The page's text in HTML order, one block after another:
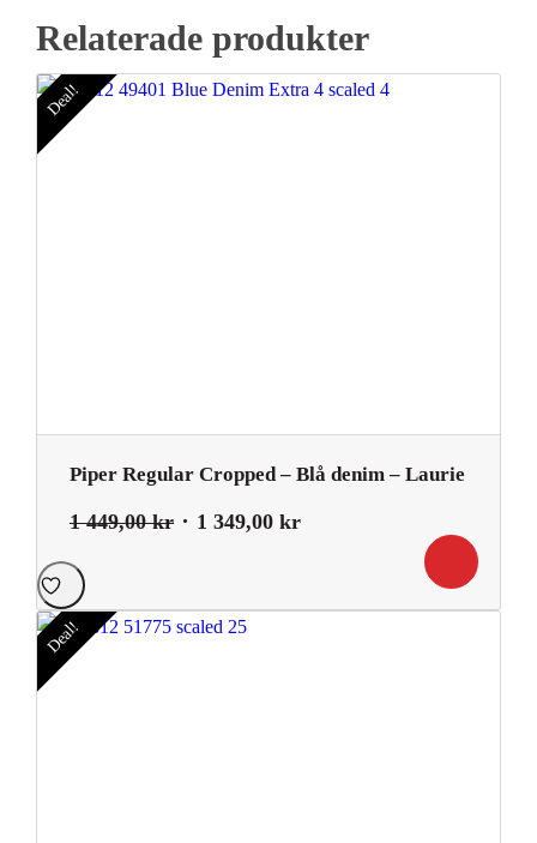
Relaterade produkter
Piper Regular Cropped – Blå denim – Laurie
1 449,00kr Det
var:
1
1 349,00 krDet
är:
Deal!
Deal!